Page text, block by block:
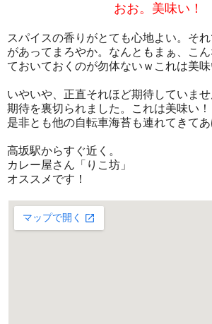
おお。美味い！
スパイスの香りがとても心地よい。そ
があってまろやか。なんともまぁ、こ
ておいておくのが勿体ないｗこれは美味
いやいや、正直それほど期待していま
期待を裏切られました。これは美味い！
是非とも他の自転車海苔も連れてきてあ
高坂駅からすぐ近く。
カレー屋さん「りこ坊」
オススメです！